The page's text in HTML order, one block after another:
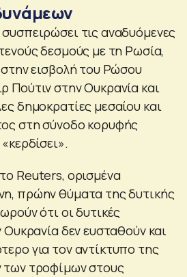
τις αναδυόμενες
δεσμούς με τη Ρωσία,
στην εισβολή του Ρώσου
Πούτιν στην Ουκρανία και
δημοκρατίες μεσαίου και
στη σύνοδο κορυφής
Reuters, ορισμένα
πρώην θύματα της δυτικής
ότι οι δυτικές
Ουκρανία δεν ευσταθούν και
για τον αντίκτυπο της
τροφίμων στους